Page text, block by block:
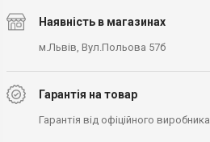
Наявність в магазинах
м.Львів, Вул.Польова 57б
Гарантія на товар
Гарантія від офіційного виробника